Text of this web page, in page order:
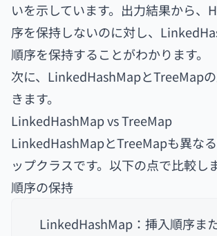
いを示しています。出力結果から、
序を保持しないのに対し、
順序を保持することがわかります。
次に、LinkedHashMapとTreeMap
きます。
LinkedHashMap vs TreeMap
LinkedHashMapとTreeMapも異な
ップクラスです。以下の点で比較し
順序の保持
LinkedHashMap：挿入順序ま